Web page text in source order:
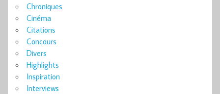
Chroniques
Cinéma
Citations
Concours
Divers
Highlights
Inspiration
Interviews